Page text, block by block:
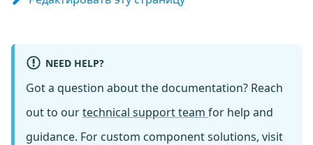
NEED HELP?
Got a question about the documentation? Reach
out to ourtechnical support team for help and
guidance. For custom component solutions, visit